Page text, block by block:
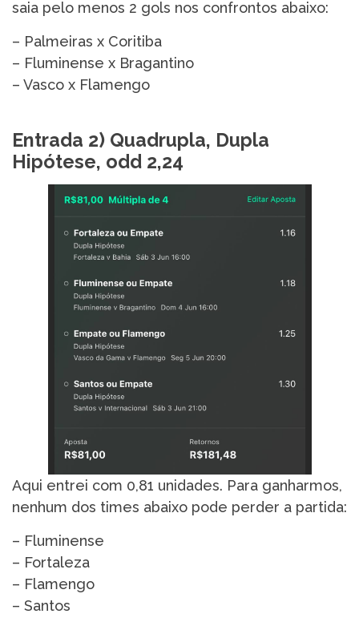
saia pelo menos 2 gols nos confrontos abaixo:
– Palmeiras x Coritiba
– Fluminense x Bragantino
– Vasco x Flamengo
Entrada 2) Quadrupla, Dupla
Hipótese, odd 2,24
Aqui entrei com 0,81 unidades. Para ganharmos,
nenhum dos times abaixo pode perder a partida:
– Fluminense
– Fortaleza
– Flamengo
– Santos